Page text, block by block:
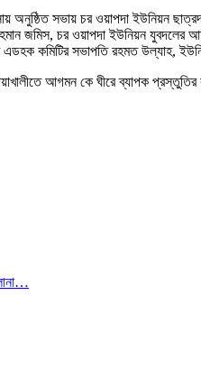
অনুষ্ঠিত সভায় চর ওয়াপদা ইউনিয়ন
জমিস, চর ওয়াপদা ইউনিয়ন
কমিটির সভাপতি রহমত উল্যাহ,
আগমন কে ঘীরে ব্যাপক